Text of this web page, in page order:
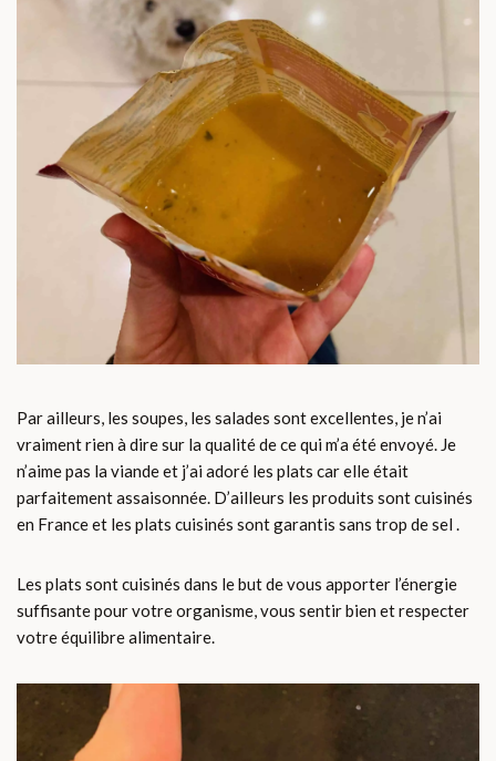
Par ailleurs, les soupes, les salades sont excellentes, je n’ai
vraiment rien à dire sur la qualité de ce qui m’a été envoyé. Je
n’aime pas la viande et j’ai adoré les plats car elle était
parfaitement assaisonnée. D’ailleurs les produits sont cuisinés
en France et les plats cuisinés sont garantis sans trop de sel .
Les plats sont cuisinés dans le but de vous apporter l’énergie
suffisante pour votre organisme, vous sentir bien et respecter
votre équilibre alimentaire.